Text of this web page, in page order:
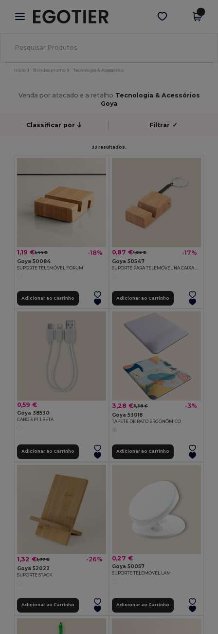
× App Egotier
Melhores preços na app!
Obter app
Início Brindes promo Tecnologia & Acessórios
Venda por atacado e a retalho Tecnologia & Acessórios
Goya
Classificar por Filtrar ✓
33 resultados.
1,19 €1,44 € -18%
Goya 50084
SUPORTE TELEMÓVEL FORUM
Adicionar ao Carrinho
0,87 €1,05 € -17%
Goya 50547
SUPORTE PARA TELEMÓVEL NA CAIXA DE ENTRADA
Adicionar ao Carrinho
0,59 €
Goya 38530
CABO 3 PT 1 BETA
Adicionar ao Carrinho
3,28 €3,38 € -3%
Goya 53018
TAPETE DE RATO ERGONÔMICO
Adicionar ao Carrinho
1,32 €1,77 € -26%
Goya 52022
SUPORTE STACK
Adicionar ao Carrinho
0,27 €
Goya 50057
SUPORTE TELEMÓVEL LAM
Adicionar ao Carrinho